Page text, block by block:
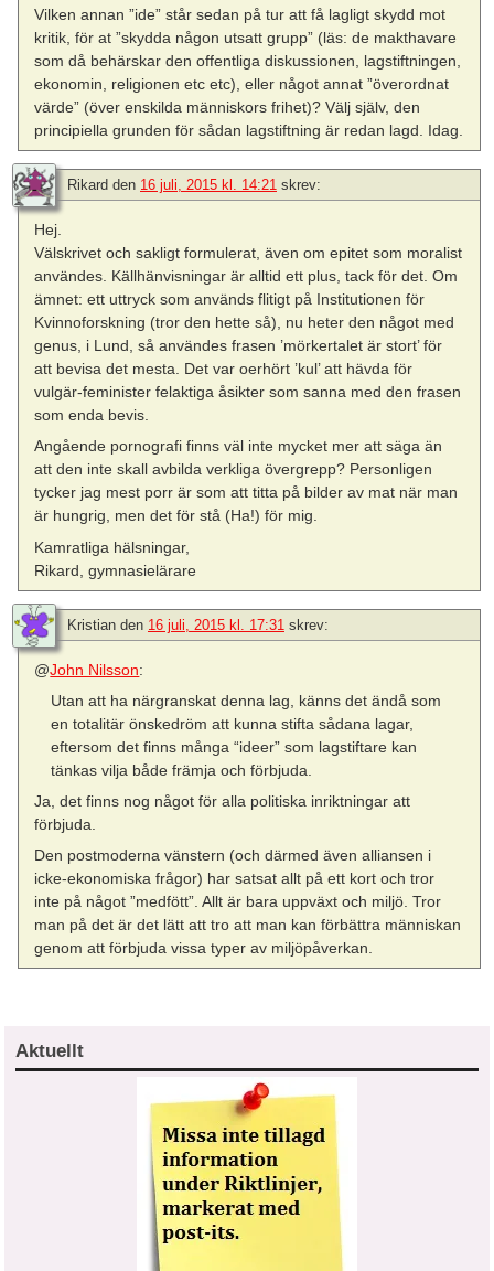
Vilken annan ”ide” står sedan på tur att få lagligt skydd mot
kritik, för at ”skydda någon utsatt grupp” (läs: de makthavare
som då behärskar den offentliga diskussionen, lagstiftningen,
ekonomin, religionen etc etc), eller något annat ”överordnat
värde” (över enskilda människors frihet)? Välj själv, den
principiella grunden för sådan lagstiftning är redan lagd. Idag.
Rikard den 16 juli, 2015 kl. 14:21 skrev:
Hej.
Välskrivet och sakligt formulerat, även om epitet som moralist
användes. Källhänvisningar är alltid ett plus, tack för det. Om
ämnet: ett uttryck som används flitigt på Institutionen för
Kvinnoforskning (tror den hette så), nu heter den något med
genus, i Lund, så användes frasen ’mörkertalet är stort’ för
att bevisa det mesta. Det var oerhört ’kul’ att hävda för
vulgär-feminister felaktiga åsikter som sanna med den frasen
som enda bevis.
Angående pornografi finns väl inte mycket mer att säga än
att den inte skall avbilda verkliga övergrepp? Personligen
tycker jag mest porr är som att titta på bilder av mat när man
är hungrig, men det för stå (Ha!) för mig.
Kamratliga hälsningar,
Rikard, gymnasielärare
Kristian den 16 juli, 2015 kl. 17:31 skrev:
@John Nilsson:
Utan att ha närgranskat denna lag, känns det ändå som
en totalitär önskedröm att kunna stifta sådana lagar,
eftersom det finns många “ideer” som lagstiftare kan
tänkas vilja både främja och förbjuda.
Ja, det finns nog något för alla politiska inriktningar att
förbjuda.
Den postmoderna vänstern (och därmed även alliansen i
icke-ekonomiska frågor) har satsat allt på ett kort och tror
inte på något ”medfött”. Allt är bara uppväxt och miljö. Tror
man på det är det lätt att tro att man kan förbättra människan
genom att förbjuda vissa typer av miljöpåverkan.
Aktuellt